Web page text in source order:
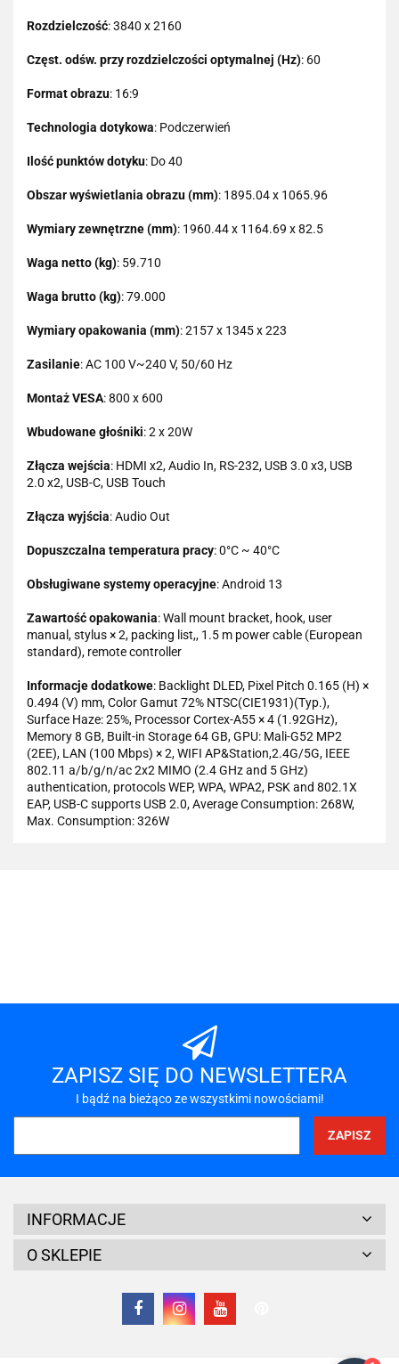
Rozdzielczość: 3840 x 2160
Częst. odśw. przy rozdzielczości optymalnej (Hz): 60
Format obrazu: 16:9
Technologia dotykowa: Podczerwień
Ilość punktów dotyku: Do 40
Obszar wyświetlania obrazu (mm): 1895.04 x 1065.96
Wymiary zewnętrzne (mm): 1960.44 x 1164.69 x 82.5
Waga netto (kg): 59.710
Waga brutto (kg): 79.000
Wymiary opakowania (mm): 2157 x 1345 x 223
Zasilanie: AC 100 V~240 V, 50/60 Hz
Montaż VESA: 800 x 600
Wbudowane głośniki: 2 x 20W
Złącza wejścia: HDMI x2, Audio In, RS-232, USB 3.0 x3, USB
2.0 x2, USB-C, USB Touch
Złącza wyjścia: Audio Out
Dopuszczalna temperatura pracy: 0°C ~ 40°C
Obsługiwane systemy operacyjne: Android 13
Zawartość opakowania: Wall mount bracket, hook, user
manual, stylus × 2, packing list,, 1.5 m power cable (European
standard), remote controller
Informacje dodatkowe: Backlight DLED, Pixel Pitch 0.165 (H) ×
0.494 (V) mm, Color Gamut 72% NTSC(CIE1931)(Typ.),
Surface Haze: 25%, Processor Cortex-A55 × 4 (1.92GHz),
Memory 8 GB, Built-in Storage 64 GB, GPU: Mali-G52 MP2
(2EE), LAN (100 Mbps) × 2, WIFI AP&Station,2.4G/5G, IEEE
802.11 a/b/g/n/ac 2x2 MIMO (2.4 GHz and 5 GHz)
authentication, protocols WEP, WPA, WPA2, PSK and 802.1X
EAP, USB-C supports USB 2.0, Average Consumption: 268W,
Max. Consumption: 326W
A-LAN
ZAPISZ SIĘ DO NEWSLETTERA
I bądź na bieżąco ze wszystkimi nowościami!
INFORMACJE
O SKLEPIE